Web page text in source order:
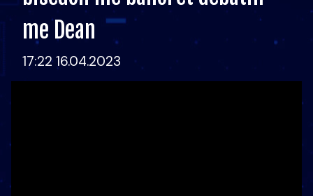
me Dean
17:22 16.04.2023